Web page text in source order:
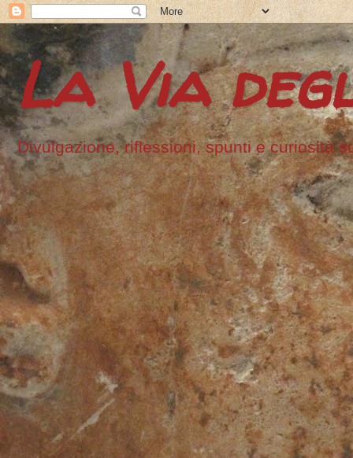
La Via
Divulgazione, riflessioni, spunti e curiosità